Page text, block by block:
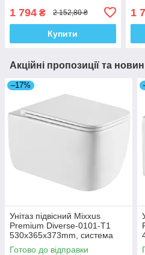
мікроліфтом (MI6733)
1 794 ₴ 2 152,80 ₴
Купити
1
Акційні пропозиції та
–17%
Унітаз підвісний Mixxus
Premium Diverse-0101-T1
530x365x373mm, система
змиву Tornado 1.0 (MP6477)
Готово до відправки